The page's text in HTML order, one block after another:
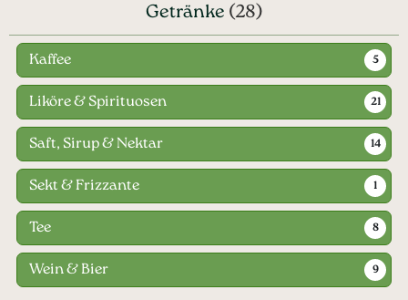
Getränke (28)
Kaffee 5
Liköre & Spirituosen 21
Saft, Sirup & Nektar 14
Sekt & Frizzante 1
Tee 8
Wein & Bier 9